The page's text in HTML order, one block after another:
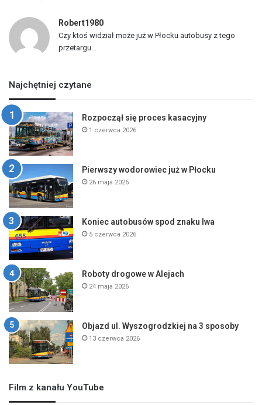
Robert1980
Czy ktoś widział może już w Płocku autobusy z tego
przetargu...
Najchętniej czytane
Rozpoczął się proces kasacyjny
1 czerwca 2026
Pierwszy wodorowiec już w Płocku
26 maja 2026
Koniec autobusów spod znaku lwa
5 czerwca 2026
Roboty drogowe w Alejach
24 maja 2026
Objazd ul. Wyszogrodzkiej na 3 sposoby
13 czerwca 2026
Film z kanału YouTube